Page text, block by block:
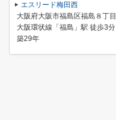
エスリード梅田西
大阪府大阪市福島区福島８丁目
大阪環状線「福島」駅 徒歩3分
築29年